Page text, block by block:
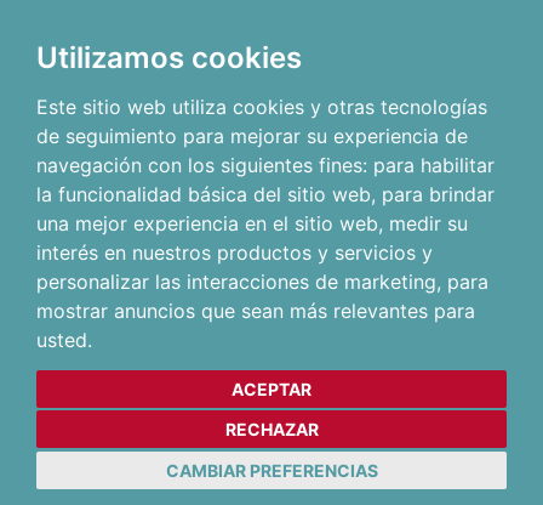
Utilizamos cookies
Este sitio web utiliza cookies y otras tecnologías
de seguimiento para mejorar su experiencia de
navegación con los siguientes fines: para habilitar
la funcionalidad básica del sitio web, para brindar
una mejor experiencia en el sitio web, medir su
interés en nuestros productos y servicios y
personalizar las interacciones de marketing, para
mostrar anuncios que sean más relevantes para
usted.
ACEPTAR
RECHAZAR
CAMBIAR PREFERENCIAS